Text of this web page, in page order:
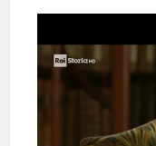
@irynasakharchuk7044
no guerre in tutto il mondo